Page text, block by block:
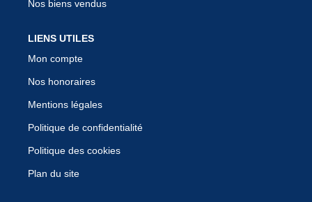
Nos biens vendus
LIENS UTILES
Mon compte
Nos honoraires
Mentions légales
Politique de confidentialité
Politique des cookies
Plan du site